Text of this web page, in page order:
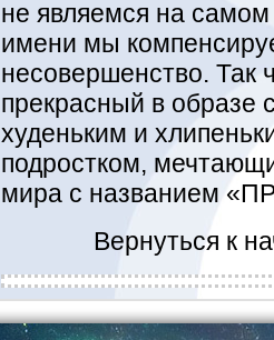
не являемся на
имени мы
несовершенство. Так
прекрасный в образе
худеньким и
подростком,
мира с названием
Вернуться к